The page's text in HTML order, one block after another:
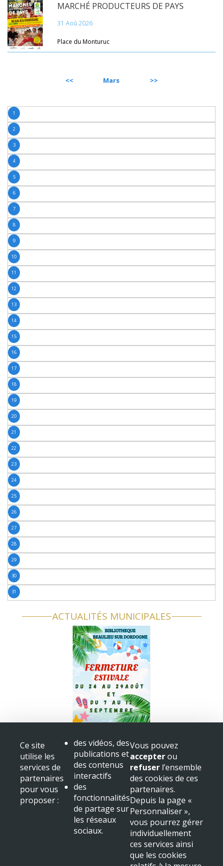
MARCHÉ PRODUCTEURS DE PAYS
31 Aoû 2026
Place du Monturuc
Mars
1
2
3
4
5
6
7
8
9
10
11
12
13
14
15
16
17
18
19
20
21
22
23
24
25
26
27
28
29
30
31
ACTUALITÉS MUNICIPALES
Fermeture bibliothèque
Congès
+ voir toutes les actualités
Mairie de Beaulieu sur Dordogne
Place Albert
19120 Beaulieu sur Dordogne
NOUS LOCALISER
Ce site
utilise les
services de
partenaires
pour vous
proposer :
des vidéos, des
publications et
des contenus
interactifs
des
fonctionnalités
de partage sur
les réseaux
sociaux.
Vous pouvez
accepterou
refuser l’ensemble
des cookies de ces
partenaires.
Depuis la page «
Personnaliser »,
vous pourrez gérer
individuellement
ces services ainsi
que les cookies